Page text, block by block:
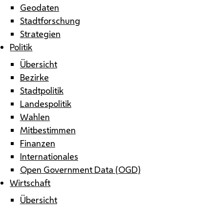
Geodaten
Stadtforschung
Strategien
Politik
Übersicht
Bezirke
Stadtpolitik
Landespolitik
Wahlen
Mitbestimmen
Finanzen
Internationales
Open Government Data (OGD)
Wirtschaft
Übersicht